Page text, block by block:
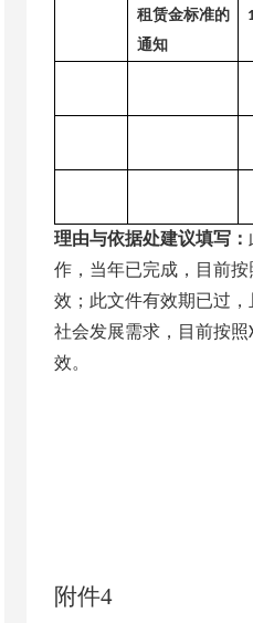
租赁金标准的
通知
理由与依据处建议填写 ：
作，当年已完成，目前按
效；此文件有效期已过
社会发展需求，目前按照
效。
附件4